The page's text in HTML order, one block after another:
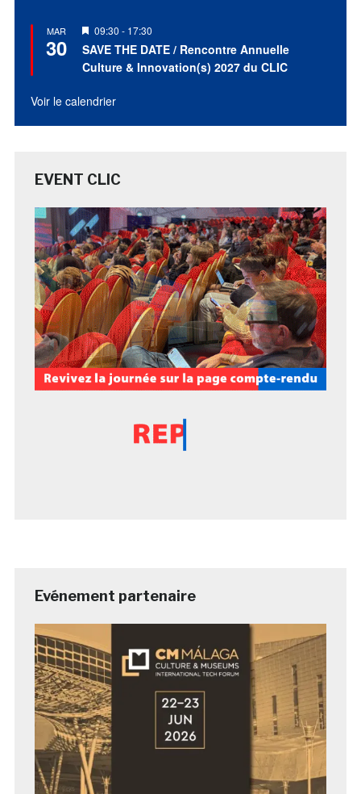
MAR
30
Mis
en
avant
09:30 - 17:30
SAVE THE DATE / Rencontre Annuelle
Culture & Innovation(s) 2027 du CLIC
Voir le calendrier
EVENT CLIC
Evénement partenaire